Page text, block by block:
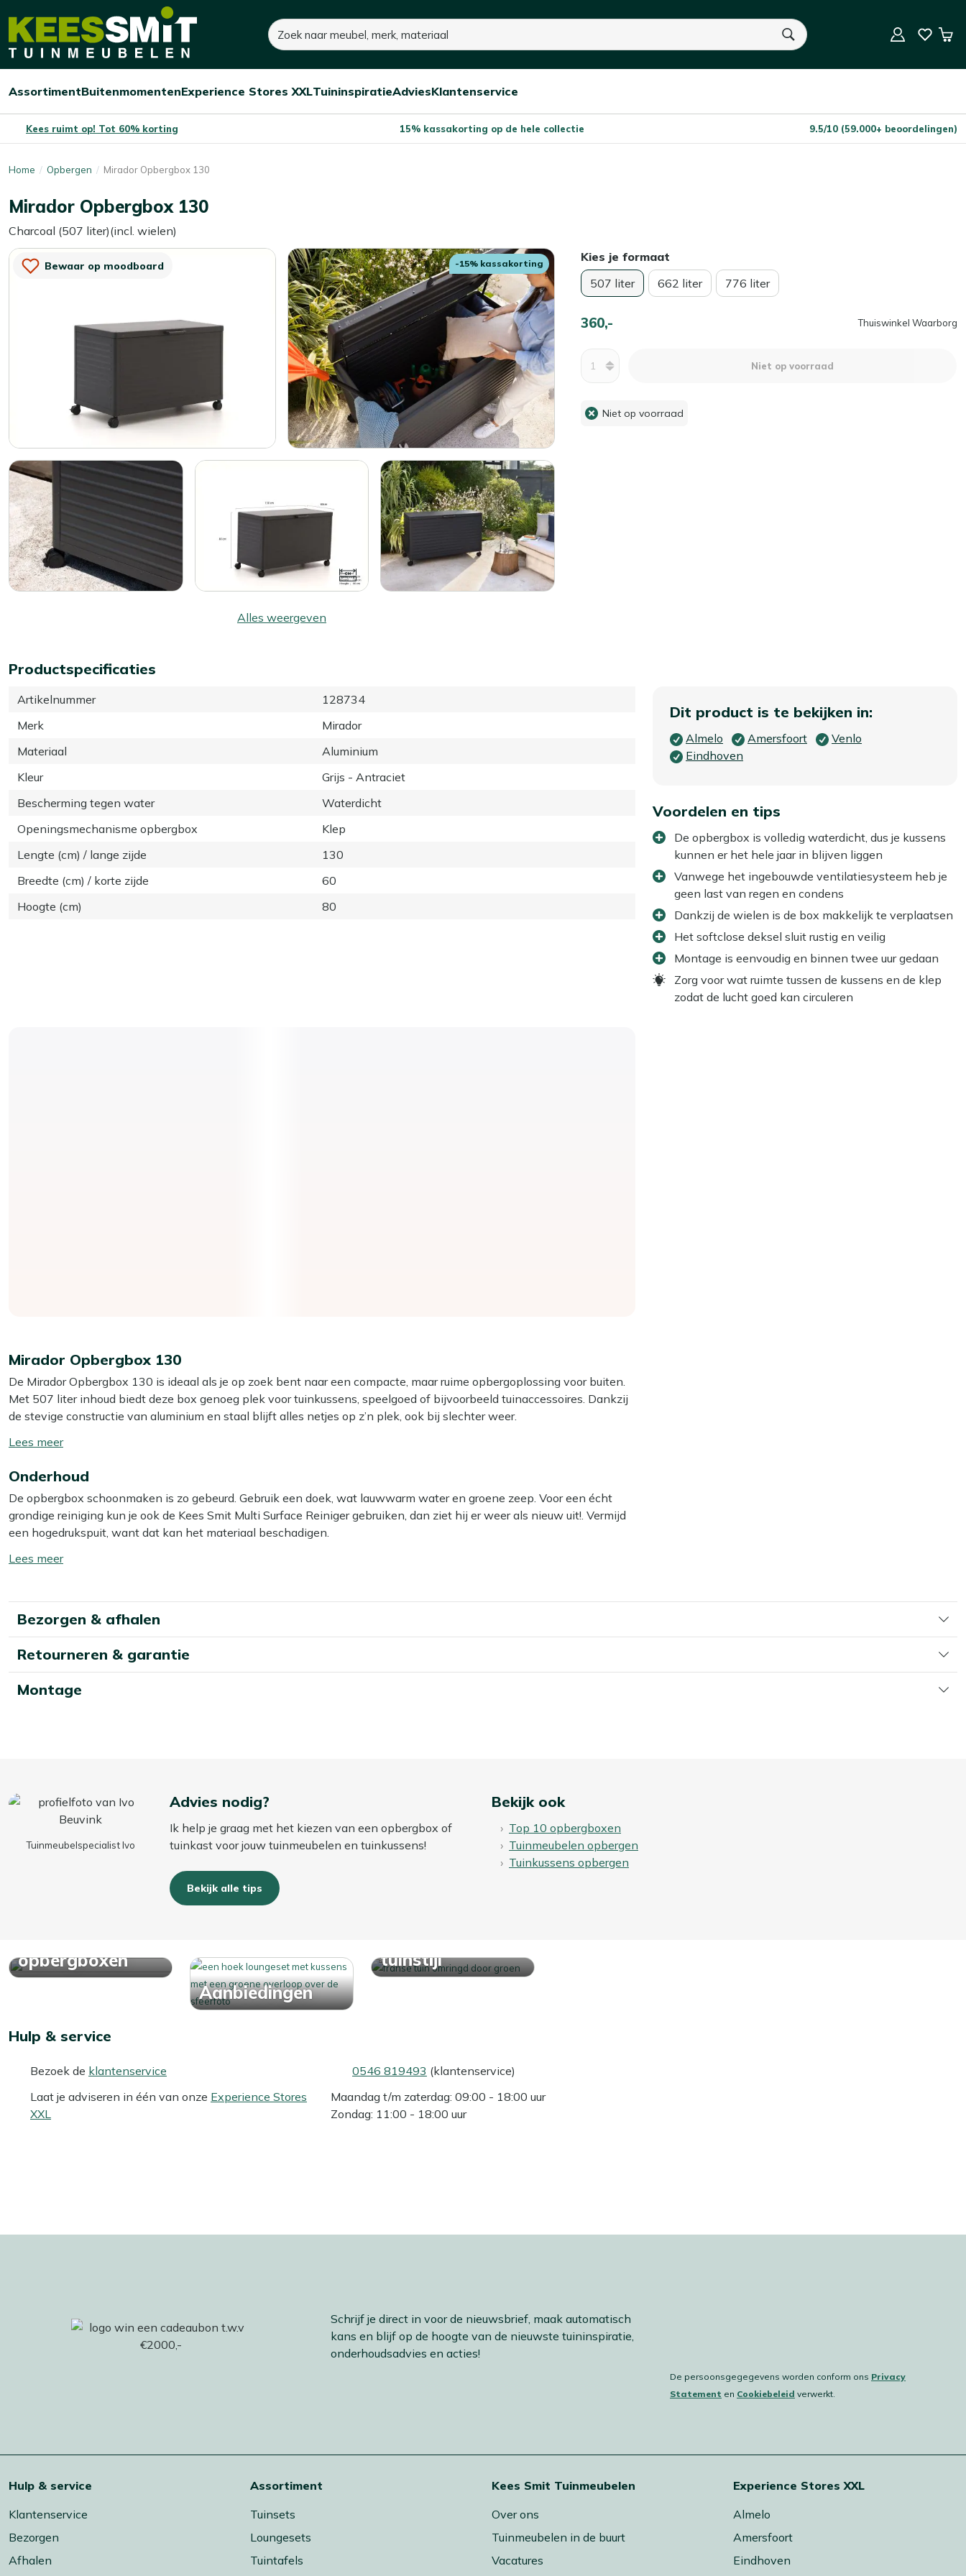
Kees
Tuinmeubelen
Zoeken
U heeft geen product(en) in uw winkelwagen.
Open/sluit
Assortiment
Open/sluit
Buitenmomenten
Open/sluit
Experience Stores XXL
Open/sluit
Tuininspiratie
Open/sluit
Advies
Open/sluit
Klantenservice
Kees ruimt op! Tot 60% korting 15% kassakorting op de hele collectie 9.5/10 (59.000+ beoordelingen)
Home Opbergen Mirador Opbergbox 130
Mirador Opbergbox 130
Charcoal (507 liter)(incl. wielen)
Bewaar op moodboard -15% kassakorting
Alles weergeven
Kies je formaat
507 liter
662 liter 776 liter
360,- Thuiswinkel Waarborg
Niet op voorraad
360,- Dit product is niet op voorraad Niet op voorraad
Niet op voorraad
Productspecificaties
Artikelnummer
128734
Merk
Mirador
Materiaal
Aluminium
Kleur
Grijs - Antraciet
Bescherming tegen water
Waterdicht
Openingsmechanisme opbergbox
Klep
Lengte (cm) / lange zijde
130
Breedte (cm) / korte zijde
60
Hoogte (cm)
80
Dit product is te bekijken in:
Almelo Amersfoort
Venlo
Eindhoven
Voordelen en tips
De opbergbox is volledig waterdicht, dus je kussens
kunnen er het hele jaar in blijven liggen
Vanwege het ingebouwde ventilatiesysteem heb je
geen last van regen en condens
Dankzij de wielen is de box makkelijk te verplaatsen
Het softclose deksel sluit rustig en veilig
Montage is eenvoudig en binnen twee uur gedaan
Zorg voor wat ruimte tussen de kussens en de klep
zodat de lucht goed kan circuleren
Mirador Opbergbox 130
De Mirador Opbergbox 130 is ideaal als je op zoek bent naar een compacte, maar ruime opbergoplossing voor buiten.
Met 507 liter inhoud biedt deze box genoeg plek voor tuinkussens, speelgoed of bijvoorbeeld tuinaccessoires. Dankzij
de stevige constructie van aluminium en staal blijft alles netjes op z’n plek, ook bij slechter weer.
Wat de box echt handig maakt, is dat hij niet alleen waterdicht is, maar ook goed geventileerd. Daardoor blijft de
verplaatsen is zo gedaan, dankzij de wielen aan de onderzijde. De montage is eenvoudig: alles wat je nodig hebt zit in
de doos en binnen twee uur staat de box in elkaar.
Kunnen mijn tuinkussens er het hele jaar in blijven liggen?
Ja, dat kan. De box is waterdicht en goed geventileerd, dus je kussens blijven beschermd. Zorg er wel voor dat ze goed
Bekijk meer Opbergen
Bekijk meer Tuin opbergboxen
Toon/verberg
meer
Onderhoud
De opbergbox schoonmaken is zo gebeurd. Gebruik een doek, wat lauwwarm water en groene zeep. Voor een écht
grondige reiniging kun je ook de Kees Smit Multi Surface Reiniger gebruiken, dan ziet hij er weer als nieuw uit!. Vermijd
een hogedrukspuit, want dat kan het materiaal beschadigen.
Toon/verberg
Bezorgen & afhalen
Retourneren & garantie
Montage
Tuinmeubelspecialist Ivo
Advies nodig?
Ik help je graag met het kiezen van een opbergbox of
tuinkast voor jouw tuinmeubelen en tuinkussens!
Bekijk alle tips
Bekijk ook
Top 10 opbergboxen
Tuinmeubelen opbergen
Tuinkussens opbergen
opbergboxen
Aanbiedingen
tuinstijl
Hulp & service
Bezoek de klantenservice
Laat je adviseren in één van onze Experience Stores
XXL
0546 819493 (klantenservice)
Maandag t/m zaterdag: 09:00 - 18:00 uur
Zondag: 11:00 - 18:00 uur
Schrijf je direct in voor de nieuwsbrief, maak automatisch
kans en blijf op de hoogte van de nieuwste tuininspiratie,
onderhoudsadvies en acties!
De persoonsgegegevens worden conform ons Privacy
Statement en Cookiebeleid verwerkt.
Hulp & service
Klantenservice
Bezorgen
Afhalen
Assortiment
Tuinsets
Loungesets
Tuintafels
Kees Smit Tuinmeubelen
Over ons
Tuinmeubelen in de buurt
Vacatures
Experience Stores XXL
Almelo
Amersfoort
Eindhoven